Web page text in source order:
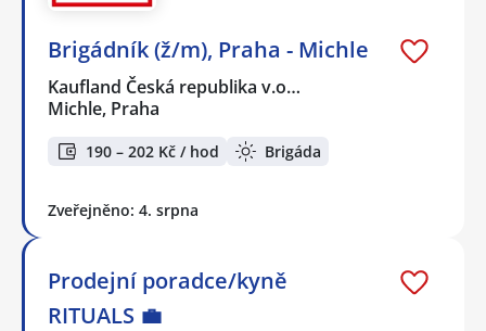
Brigádník (ž/m), Praha - Michle
Kaufland Česká republika v.o…
Michle, Praha
190 – 202 Kč / hod Brigáda
Zveřejněno: 4. srpna
Prodejní poradce/kyně
RITUALS 💼